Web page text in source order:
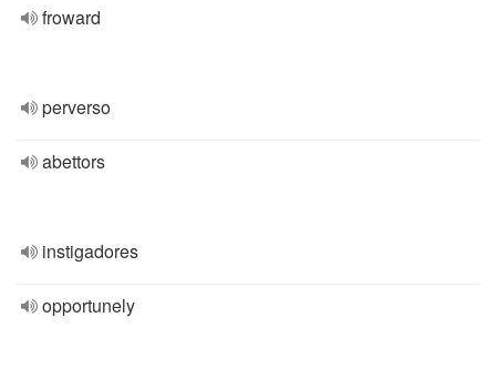
froward
perverso
abettors
instigadores
opportunely